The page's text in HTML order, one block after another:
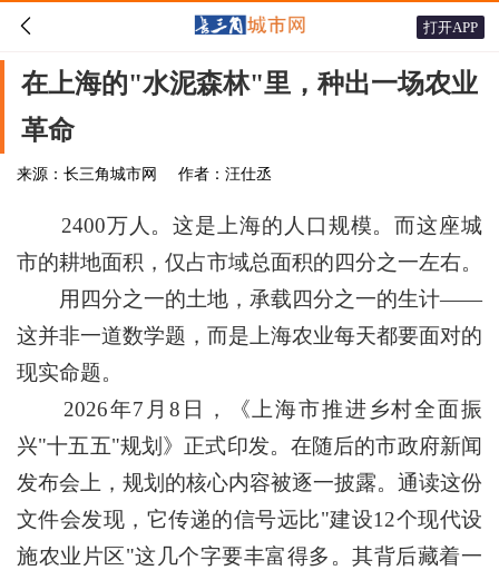
 打开APP
在上海的"水泥森林"里，种出一场农业
革命
来源：长三角城市网 作者：汪仕丞
2400万人。这是上海的人口规模。而这座城
市的耕地面积，仅占市域总面积的四分之一左右。
用四分之一的土地，承载四分之一的生计——
这并非一道数学题，而是上海农业每天都要面对的
现实命题。
2026年7月8日，《上海市推进乡村全面振
兴"十五五"规划》正式印发。在随后的市政府新闻
发布会上，规划的核心内容被逐一披露。通读这份
文件会发现，它传递的信号远比"建设12个现代设
施农业片区"这几个字要丰富得多。其背后藏着一